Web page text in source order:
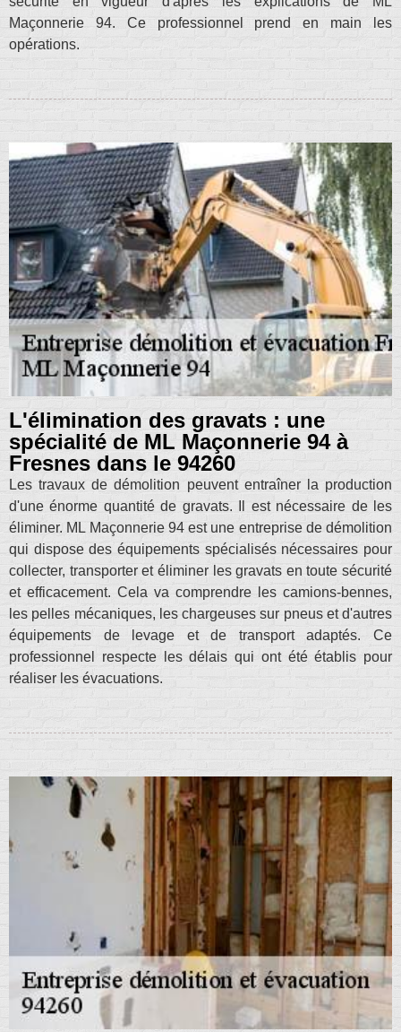
Maçonnerie 94. Ce professionnel prend en main les
opérations.
L'élimination des gravats : une
spécialité de ML Maçonnerie 94 à
Fresnes dans le 94260
Les travaux de démolition peuvent entraîner la production
d'une énorme quantité de gravats. Il est nécessaire de les
éliminer. ML Maçonnerie 94 est une entreprise de démolition
qui dispose des équipements spécialisés nécessaires pour
collecter, transporter et éliminer les gravats en toute sécurité
et efficacement. Cela va comprendre les camions-bennes,
les pelles mécaniques, les chargeuses sur pneus et d'autres
équipements de levage et de transport adaptés. Ce
professionnel respecte les délais qui ont été établis pour
réaliser les évacuations.